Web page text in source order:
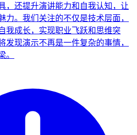
，还提升演讲能力和自我认知，让
力。我们关注的不仅是技术层面，
我成长，实现职业飞跃和思维突
发现演示不再是一件复杂的事情，
。